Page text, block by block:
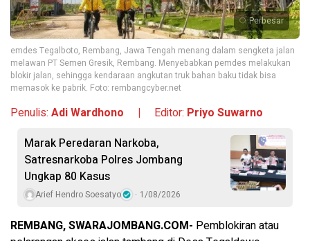
Perbesar
emdes Tegalboto, Rembang, Jawa Tengah menang dalam sengketa jalan
melawan PT Semen Gresik, Rembang. Menyebabkan pemdes melakukan
blokir jalan, sehingga kendaraan angkutan truk bahan baku tidak bisa
memasok ke pabrik. Foto: rembangcyber.net
Penulis: Adi Wardhono | Editor: Priyo Suwarno
Marak Peredaran Narkoba,
Satresnarkoba Polres Jombang
Ungkap 80 Kasus
Arief Hendro Soesatyo 1/08/2026
REMBANG, SWARAJOMBANG.COM- Pemblokiran atau